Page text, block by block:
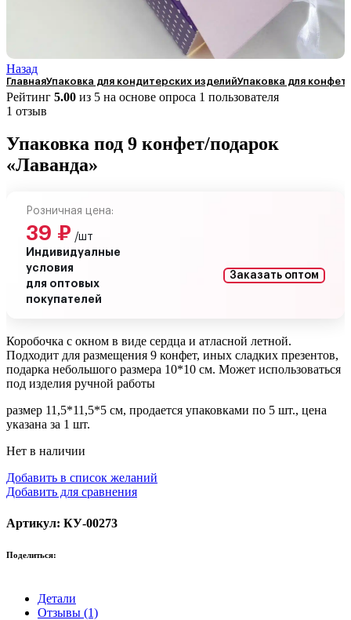
Назад
ГлавнаяУпаковка для кондитерских изделийУпаковка для конфет
Рейтинг 5.00 из 5 на основе опроса 1 пользователя
1 отзыв
Упаковка под 9 конфет/подарок
«Лаванда»
Розничная цена:
39 ₽ /шт
Индивидуалные
условия
для оптовых
покупателей
Заказать оптом
Коробочка с окном в виде сердца и атласной летной.
Подходит для размещения 9 конфет, иных сладких презентов,
подарка небольшого размера 10*10 см. Может использоваться
под изделия ручной работы
размер 11,5*11,5*5 см, продается упаковками по 5 шт., цена
указана за 1 шт.
Нет в наличии
Добавить в список желаний
Добавить для сравнения
Артикул: КУ-00273
Поделиться:
Детали
Отзывы (1)